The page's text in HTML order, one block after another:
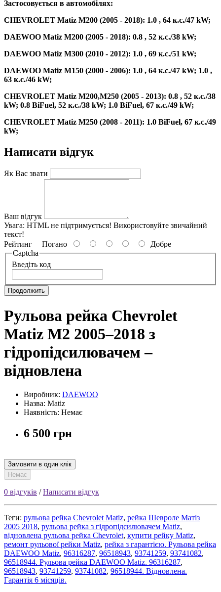
Застосовується в автомобілях:
CHEVROLET Matiz M200 (2005 - 2018): 1.0 , 64 к.с./47 kW;
DAEWOO Matiz M200 (2005 - 2018): 0.8 , 52 к.с./38 kW;
DAEWOO Matiz M300 (2010 - 2012): 1.0 , 69 к.с./51 kW;
DAEWOO Matiz M150 (2000 - 2006): 1.0 , 64 к.с./47 kW; 1.0 ,
63 к.с./46 kW;
CHEVROLET Matiz M200,M250 (2005 - 2013): 0.8 , 52 к.с./38
kW; 0.8 BiFuel, 52 к.с./38 kW; 1.0 BiFuel, 67 к.с./49 kW;
CHEVROLET Matiz M250 (2008 - 2011): 1.0 BiFuel, 67 к.с./49
kW;
Написати відгук
Як Вас звати
Ваш відгук
Увага: HTML не підтримується! Використовуйте звичайний
текст!
Рейтинг Погано
Добре
Captcha
Введіть код
Продолжить
Рульова рейка Chevrolet
Matiz M2 2005–2018 з
гідропідсилювачем –
відновлена
Виробник: DAEWOO
Назва: Matiz
Наявність: Немає
6 500 грн
Замовити в один клік
Немає
0 відгуків /Написати відгук
Теги: рульова рейка Chevrolet Matiz, рейка Шевроле Матіз
2005 2018, рульова рейка з гідропідсилювачем Matiz,
відновлена рульова рейка Chevrolet, купити рейку Matiz,
ремонт рульової рейки Matiz, рейка з гарантією. Рульова рейка
DAEWOO Matiz, 96316287, 96518943, 93741259, 93741082,
96518944. Рульова рейка DAEWOO Matiz. 96316287,
96518943, 93741259, 93741082, 96518944. Відновлена.
Гарантія 6 місяців.